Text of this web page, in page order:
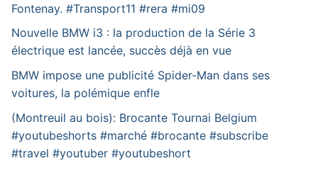
Fontenay. #Transport11 #rera #mi09
Nouvelle BMW i3 : la production de la Série 3
électrique est lancée, succès déjà en vue
BMW impose une publicité Spider-Man dans ses
voitures, la polémique enfle
(Montreuil au bois): Brocante Tournai Belgium
#youtubeshorts #marché #brocante #subscribe
#travel #youtuber #youtubeshort